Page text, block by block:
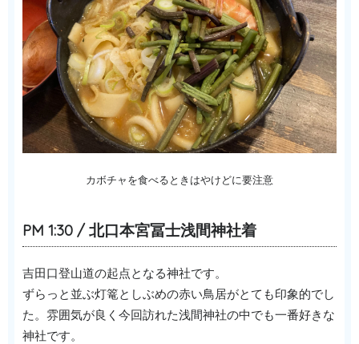
カボチャを食べるときはやけどに要注意
PM 1:30 / 北口本宮冨士浅間神社着
吉田口登山道の起点となる神社です。
ずらっと並ぶ灯篭としぶめの赤い鳥居がとても印象的でし
た。雰囲気が良く今回訪れた浅間神社の中でも一番好きな
神社です。